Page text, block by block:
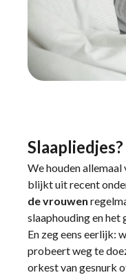
We houden allemaal
blijkt uit recent
de vrouwen
slaaphouding en het
En zeg eens eerlijk:
probeert weg te
orkest van gesnurk